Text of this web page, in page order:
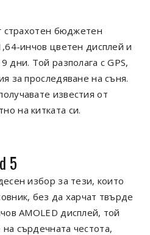
страхотен бюджетен
инчов цветен дисплей и
дни. Той разполага с GPS,
за проследяване на съня.
известия от
на китката си.
5
избор за тези, които
без да харчат твърде
AMOLED дисплей, той
сърдечната честота,